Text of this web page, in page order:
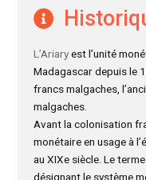
L’Ariaryest l’unité
Madagascar depuis le
francs malgaches,
malgaches.
Avant la colonisation
monétaire en usage à
au XIXe siècle. Le
désignant le système